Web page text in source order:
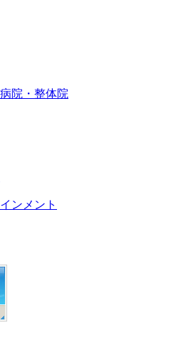
院・整体院
ンメント